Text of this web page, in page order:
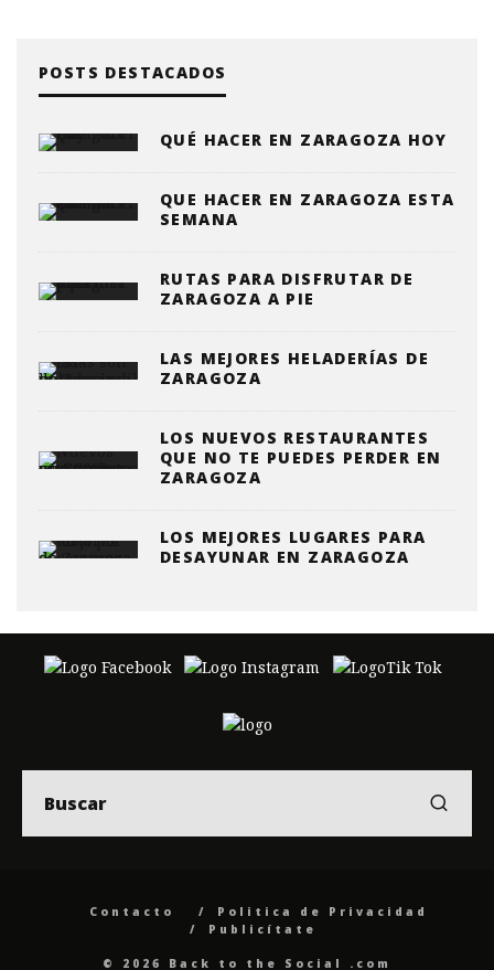
POSTS DESTACADOS
QUÉ HACER EN ZARAGOZA HOY
QUE HACER EN ZARAGOZA ESTA
SEMANA
RUTAS PARA DISFRUTAR DE
ZARAGOZA A PIE
LAS MEJORES HELADERÍAS DE
ZARAGOZA
LOS NUEVOS RESTAURANTES
QUE NO TE PUEDES PERDER EN
ZARAGOZA
LOS MEJORES LUGARES PARA
DESAYUNAR EN ZARAGOZA
Contacto
Politica de Privacidad
Publicítate
© 2026 Back to the Social .com